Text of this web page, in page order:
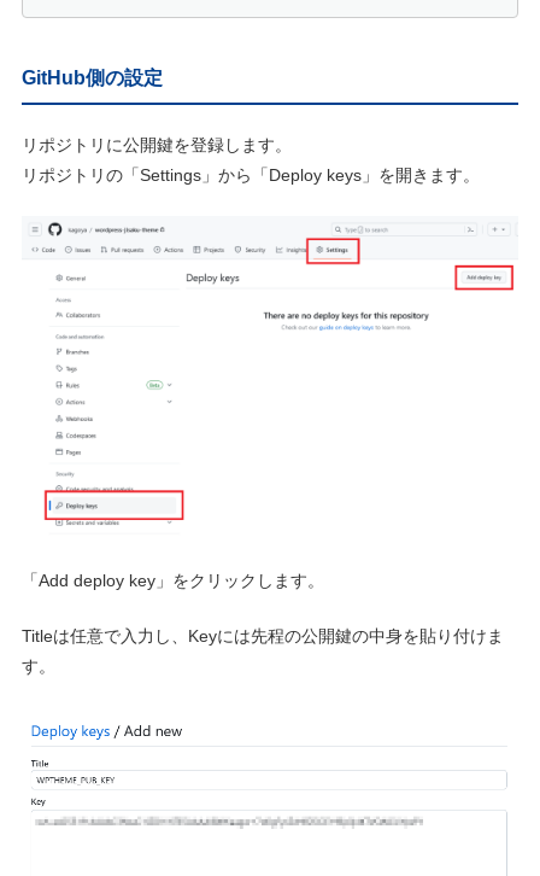
GitHub側の設定
リポジトリに公開鍵を登録します。
リポジトリの「Settings」から「Deploy keys」を開きます。
「Add deploy key」をクリックします。
Titleは任意で入力し、Keyには先程の公開鍵の中身を貼り付けま
す。